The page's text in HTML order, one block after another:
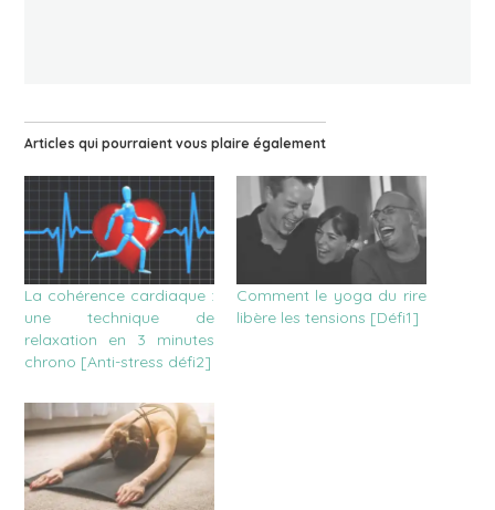
Articles qui pourraient vous plaire également
La cohérence cardiaque :
une technique de
relaxation en 3 minutes
chrono [Anti-stress défi2]
Comment le yoga du rire
libère les tensions [Défi1]